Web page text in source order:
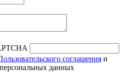
соглашения и
данных